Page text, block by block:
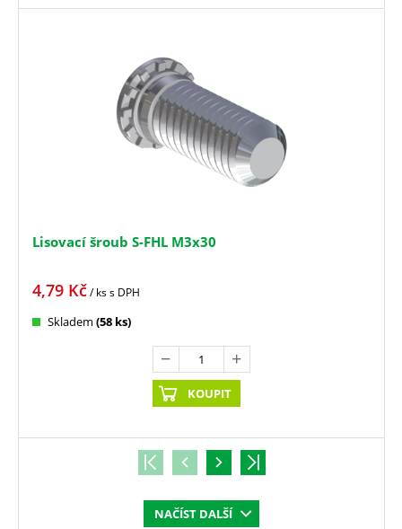
Lisovací šroub S-FHL M3x30
4,79 Kč/ kss DPH
Skladem (58 ks)
KOUPIT
NAČÍST DALŠÍ